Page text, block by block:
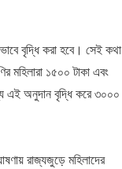
বৃদ্ধি করা হবে। সেই কথা
মহিলারা ১৫০০ টাকা এবং
এই অনুদান বৃদ্ধি করে ৩০০০
রাজ্যজুড়ে মহিলাদের